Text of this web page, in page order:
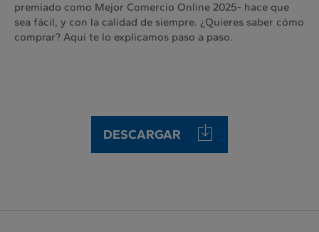
premiado como Mejor Comercio Online 2025- hace que
sea fácil, y con la calidad de siempre. ¿Quieres saber cómo
comprar? Aquí te lo explicamos paso a paso.
DESCARGAR